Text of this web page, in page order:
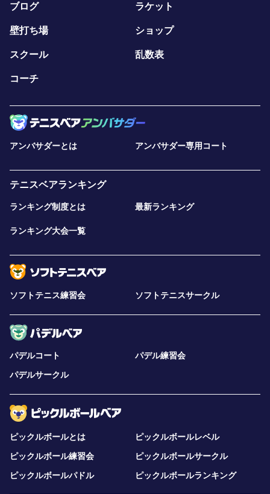
ブログ ラケット
壁打ち場 ショップ
スクール 乱数表
コーチ
アンバサダーとは アンバサダー専用コート
テニスベアランキング
ランキング制度とは 最新ランキング
ランキング大会一覧
ソフトテニス練習会 ソフトテニスサークル
パデルコート
パデル練習会
パデルサークル
ピックルボールとは
ピックルボールレベル
ピックルボール練習会
ピックルボールサークル
ピックルボールパドル
ピックルボールランキング